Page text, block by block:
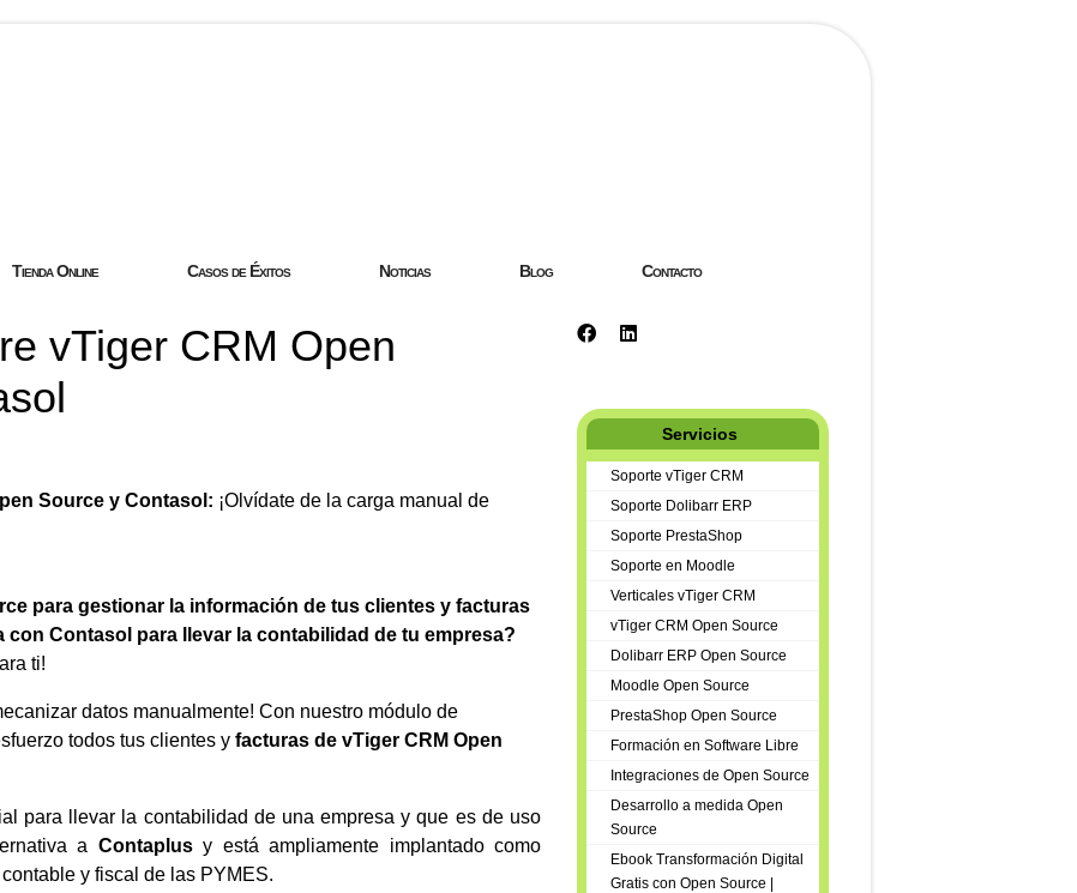
Tienda Online Casos de Éxitos Noticias Blog Contacto
vTiger CRM Open
Source y Contasol: ¡Olvídate de la carga manual de
para gestionar la información de tus clientes y facturas
con Contasol para llevar la contabilidad de tu empresa?
ti!
datos manualmente! Con nuestro módulo de
todos tus clientes y facturas de vTiger CRM Open
para llevar la contabilidad de una empresa y que es de uso
a Contaplusy está ampliamente implantado como
y fiscal de las PYMES.
Servicios
Soporte vTiger CRM
Soporte Dolibarr ERP
Soporte PrestaShop
Soporte en Moodle
Verticales vTiger CRM
vTiger CRM Open Source
Dolibarr ERP Open Source
Moodle Open Source
PrestaShop Open Source
Formación en Software Libre
Integraciones de Open Source
Desarrollo a medida Open
Source
Ebook Transformación Digital
Gratis con Open Source |